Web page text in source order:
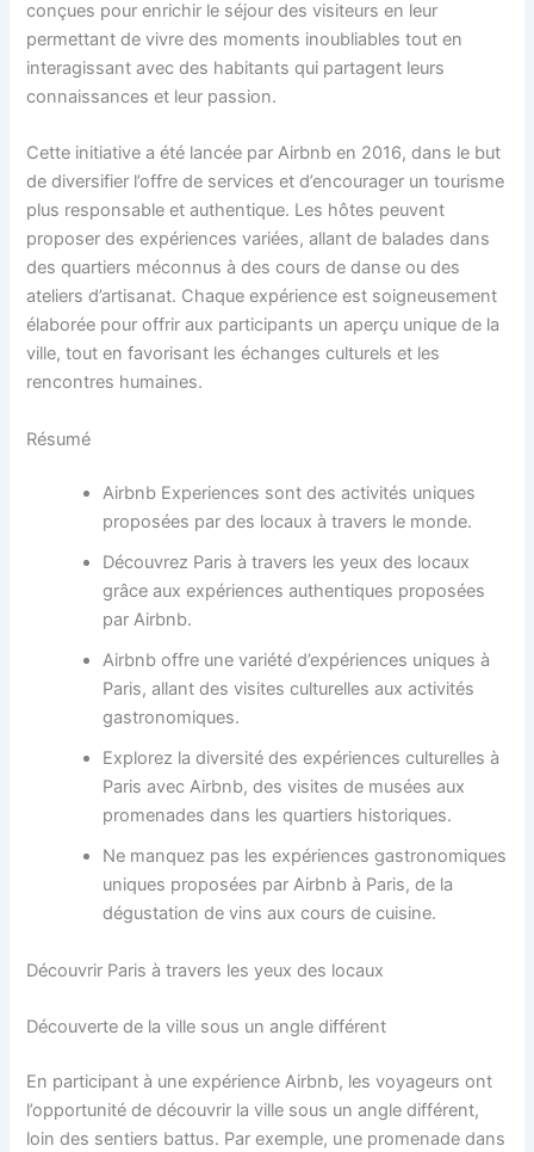
conçues pour enrichir le séjour des visiteurs en leur
permettant de vivre des moments inoubliables tout en
interagissant avec des habitants qui partagent leurs
connaissances et leur passion.
Cette initiative a été lancée par Airbnb en 2016, dans le but
de diversifier l’offre de services et d’encourager un tourisme
plus responsable et authentique. Les hôtes peuvent
proposer des expériences variées, allant de balades dans
des quartiers méconnus à des cours de danse ou des
ateliers d’artisanat. Chaque expérience est soigneusement
élaborée pour offrir aux participants un aperçu unique de la
ville, tout en favorisant les échanges culturels et les
rencontres humaines.
Résumé
Airbnb Experiences sont des activités uniques
proposées par des locaux à travers le monde.
Découvrez Paris à travers les yeux des locaux
grâce aux expériences authentiques proposées
par Airbnb.
Airbnb offre une variété d’expériences uniques à
Paris, allant des visites culturelles aux activités
gastronomiques.
Explorez la diversité des expériences culturelles à
Paris avec Airbnb, des visites de musées aux
promenades dans les quartiers historiques.
Ne manquez pas les expériences gastronomiques
uniques proposées par Airbnb à Paris, de la
dégustation de vins aux cours de cuisine.
Découvrir Paris à travers les yeux des locaux
Découverte de la ville sous un angle différent
En participant à une expérience Airbnb, les voyageurs ont
l’opportunité de découvrir la ville sous un angle différent,
loin des sentiers battus. Par exemple, une promenade dans